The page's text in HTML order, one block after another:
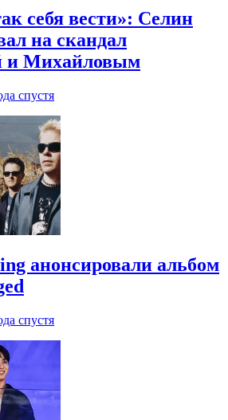
себя вести»: Селин
на скандал
и Михайловым
спустя
анонсировали альбом
спустя